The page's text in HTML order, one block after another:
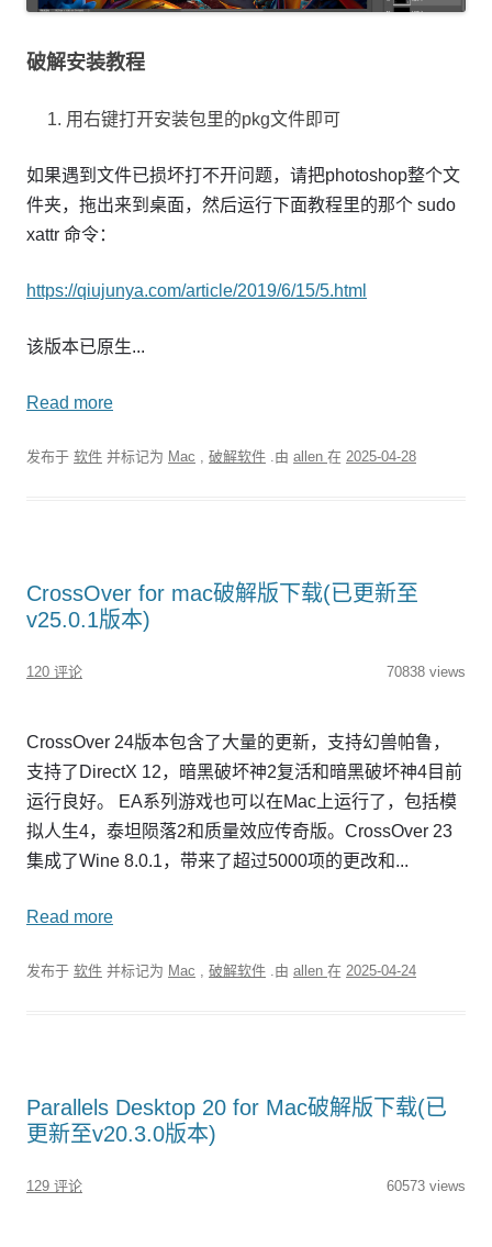
破解安装教程
用右键打开安装包里的pkg文件即可
如果遇到文件已损坏打不开问题，请把photoshop整个文
件夹，拖出来到桌面，然后运行下面教程里的那个 sudo
xattr 命令：
https://qiujunya.com/article/2019/6/15/5.html
该版本已原生...
Read more
发布于 软件 并标记为 Mac , 破解软件 .由 allen 在 2025-04-28
CrossOver for mac破解版下载(已更新至
v25.0.1版本)
120 评论 70838 views
CrossOver 24版本包含了大量的更新，支持幻兽帕鲁，
支持了DirectX 12，暗黑破坏神2复活和暗黑破坏神4目前
运行良好。 EA系列游戏也可以在Mac上运行了，包括模
拟人生4，泰坦陨落2和质量效应传奇版。CrossOver 23
集成了Wine 8.0.1，带来了超过5000项的更改和...
Read more
发布于 软件 并标记为 Mac , 破解软件 .由 allen 在 2025-04-24
Parallels Desktop 20 for Mac破解版下载(已
更新至v20.3.0版本)
129 评论 60573 views